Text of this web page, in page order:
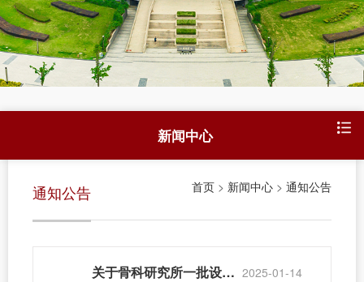
新闻中心
首页 > 新闻中心 > 通知公告
通知公告
关于骨科研究所一批设备、家具报废处置的公示 2025-01-14